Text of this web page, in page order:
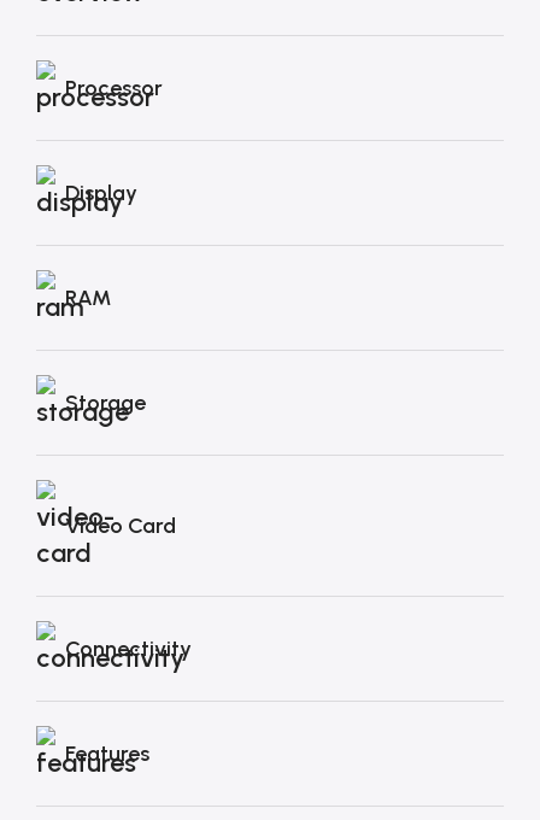
Processor
Display
RAM
Storage
Video Card
Connectivity
Features